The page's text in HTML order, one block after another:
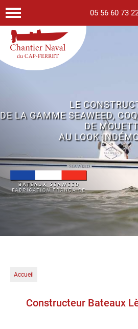
05 56 60 73
LE
DE LA GAMME SEAWEED,
DE
AU LOOK
Accueil
Constructeur Bateaux